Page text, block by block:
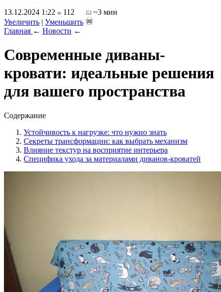
13.12.2024 1:22
112
~3 мин
Увеличить | Уменьшить
Главная ← Новости ←
Современные диваны-
кровати: идеальные решения
для вашего пространства
Содержание
Устойчивость к нагрузке: что нужно знать
Секреты трансформации: как выбрать механизм
Влияние текстур на восприятие интерьера
Специфика ухода за материалами диванов-кроватей